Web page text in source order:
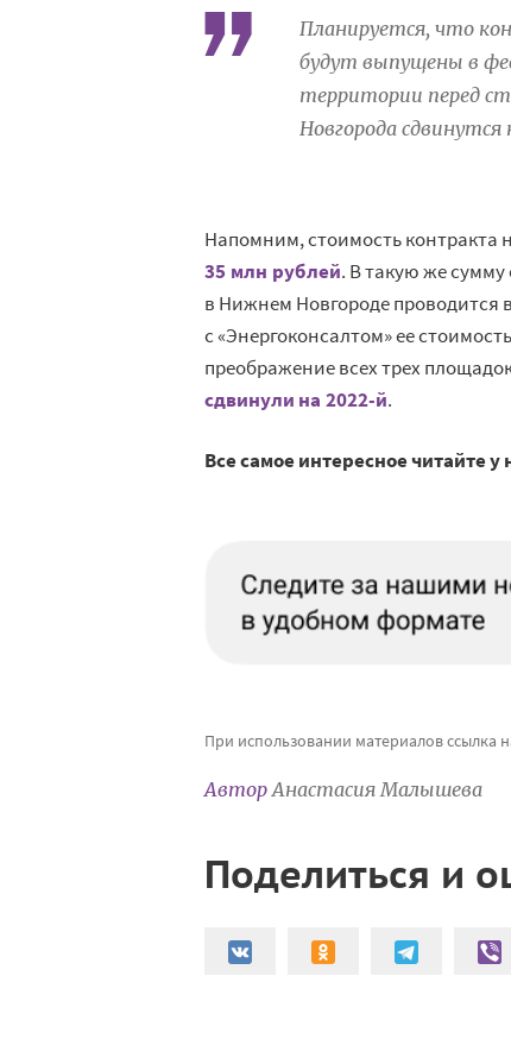
Планируется, что
будут выпущены в
территории перед
Новгорода сдвинутся
Напомним, стоимость контракта
35 млн рублей. В такую же
в Нижнем Новгороде проводится
с «Энергоконсалтом» ее
преображение всех трех
сдвинули на 2022-й.
Все самое интересное читайте у
При использовании материалов ссылка
Автор Анастасия Малышева
Поделиться и